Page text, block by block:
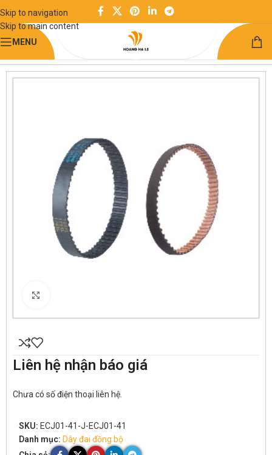
Skip to navigation
Skip to main content
MENU
Trang chủ
Linh kiện truyền động Dây đai đồng bộ
Liên hệ nhận báo giá
Chưa có số điện thoại liên hệ.
SKU: ECJ01-41-J-ECJ01-41
Danh mục: Dây đai đồng bộ